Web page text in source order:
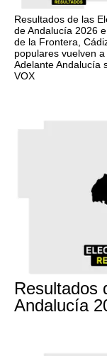
Resultados de las
de Andalucía 2026
de la Frontera,
populares vuelven
Adelante Andalucía
VOX
Resultados
Andalucía